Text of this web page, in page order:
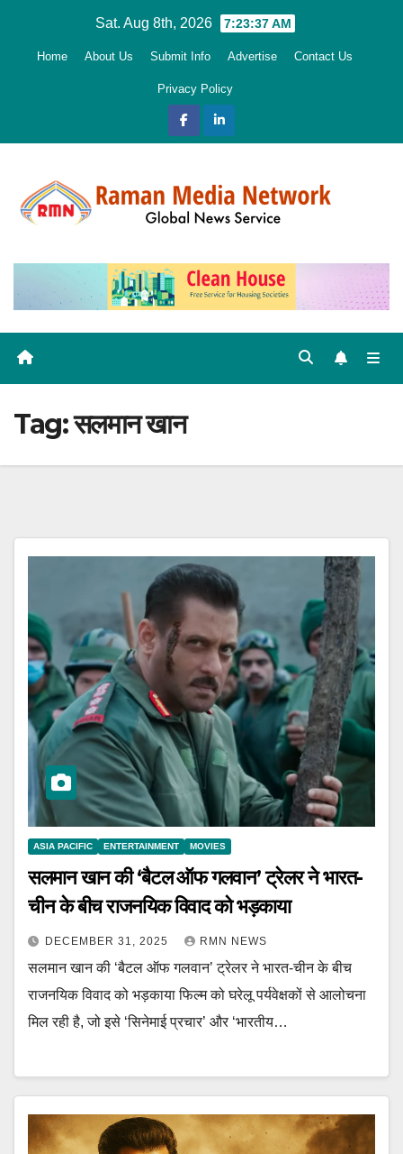
Sat. Aug 8th, 2026 7:23:38 AM
Home About Us Submit Info Advertise Contact Us
Privacy Policy
Tag:सलमान खान
ASIA PACIFIC ENTERTAINMENT MOVIES
सलमान खान की ‘बैटल ऑफ गलवान’ ट्रेलर ने भारत-
चीन के बीच राजनयिक विवाद को भड़काया
DECEMBER 31, 2025 RMN NEWS
सलमान खान की ‘बैटल ऑफ गलवान’ ट्रेलर ने भारत-चीन के बीच
राजनयिक विवाद को भड़काया फिल्म को घरेलू पर्यवेक्षकों से आलोचना
मिल रही है, जो इसे ‘सिनेमाई प्रचार’ और ‘भारतीय…